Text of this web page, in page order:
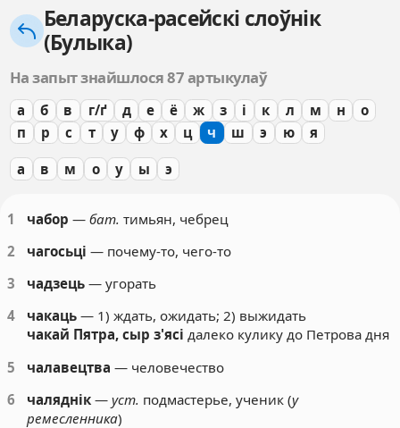
Беларуска-расейскі слоўнік
(Булыка)
На запыт знайшлося 87 артыкулаў
а б в г/ґ д е ё ж з і к л м н
о
п
р с т у ф х ц ч ш э ю я
а в м о у ы э
1 чабор —бат. тимьян, чебрец
2
чагосьці — почему-то, чего-то
3
чадзець — угорать
4
чакаць — 1) ждать, ожидать; 2) выжидать
чакай Пятра, сыр з'ясі далеко кулику до Петрова дня
5
чалавецтва — человечество
6
чаляднік —уст. подмастерье, ученик (у
ремесленника)